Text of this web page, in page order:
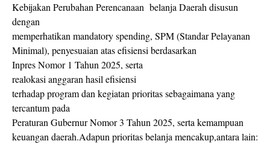
Kebijakan Perubahan Perencanaan belanja Daerah disusun
dengan
memperhatikan mandatory spending, SPM (Standar Pelayanan
Minimal), penyesuaian atas efisiensi berdasarkan
Inpres Nomor 1 Tahun 2025, serta
realokasi anggaran hasil efisiensi
terhadap program dan kegiatan prioritas sebagaimana yang
tercantum pada
Peraturan Gubernur Nomor 3 Tahun 2025, serta kemampuan
keuangan daerah.Adapun prioritas belanja mencakup,antara lain: